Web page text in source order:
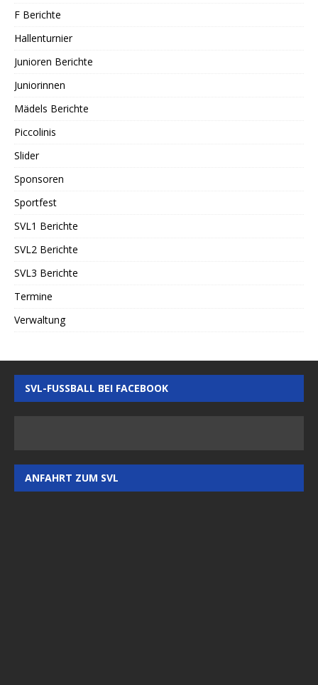
F Berichte
Hallenturnier
Junioren Berichte
Juniorinnen
Mädels Berichte
Piccolinis
Slider
Sponsoren
Sportfest
SVL1 Berichte
SVL2 Berichte
SVL3 Berichte
Termine
Verwaltung
SVL-FUSSBALL BEI FACEBOOK
ANFAHRT ZUM SVL